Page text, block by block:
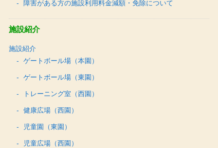
障害がある方の施設利用料金減額・免除について
施設紹介
施設紹介
ゲートボール場（本園）
ゲートボール場（東園）
トレーニング室（西園）
健康広場（西園）
児童園（東園）
児童広場（西園）